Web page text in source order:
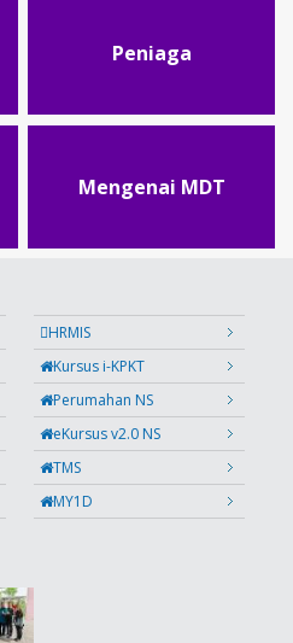
Peniaga
Mengenai MDT
HRMIS
Kursus i-KPKT
Perumahan NS
eKursus v2.0 NS
TMS
MY1D